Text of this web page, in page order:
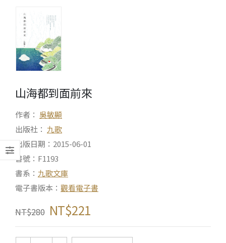
山海都到面前來
作者： 吳敏顯
出版社： 九歌
出版日期：2015-06-01
書號：F1193
書系： 九歌文庫
電子書版本： 觀看電子書
NT$280 NT$221